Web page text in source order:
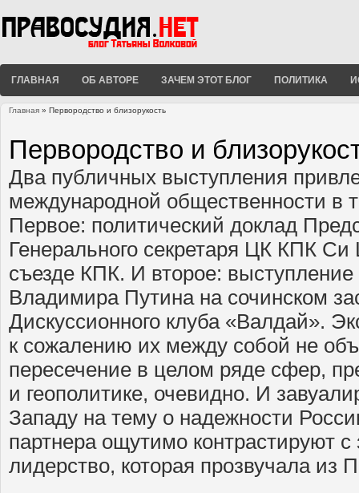
ГЛАВНАЯ ОБ АВТОРЕ ЗАЧЕМ ЭТОТ БЛОГ ПОЛИТИКА
Главная » Первородство и близорукость
Первородство и
Два публичных выступления
международной общественности в
Первое: политический доклад
Генерального секретаря ЦК КПК
съезде КПК. И второе:
Владимира Путина на сочинском
Дискуссионного клуба «Валдай».
к сожалению их между собой не
пересечение в целом ряде сфер,
и геополитике, очевидно. И
Западу на тему о надежности
партнера ощутимо контрастируют
лидерство, которая прозвучала из